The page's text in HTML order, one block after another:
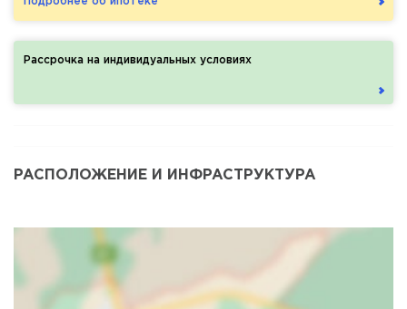
Рассрочка на индивидуальных условиях
РАСПОЛОЖЕНИЕ И ИНФРАСТРУКТУРА